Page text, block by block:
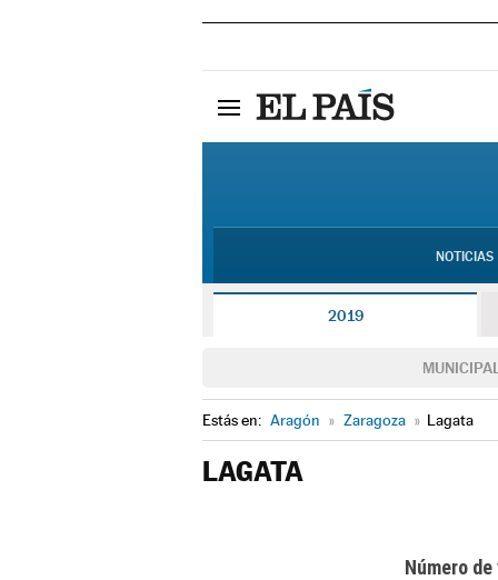
NOTICIAS
2019
Estás en: Aragón » Zaragoza » Lagata
LAGATA
Número